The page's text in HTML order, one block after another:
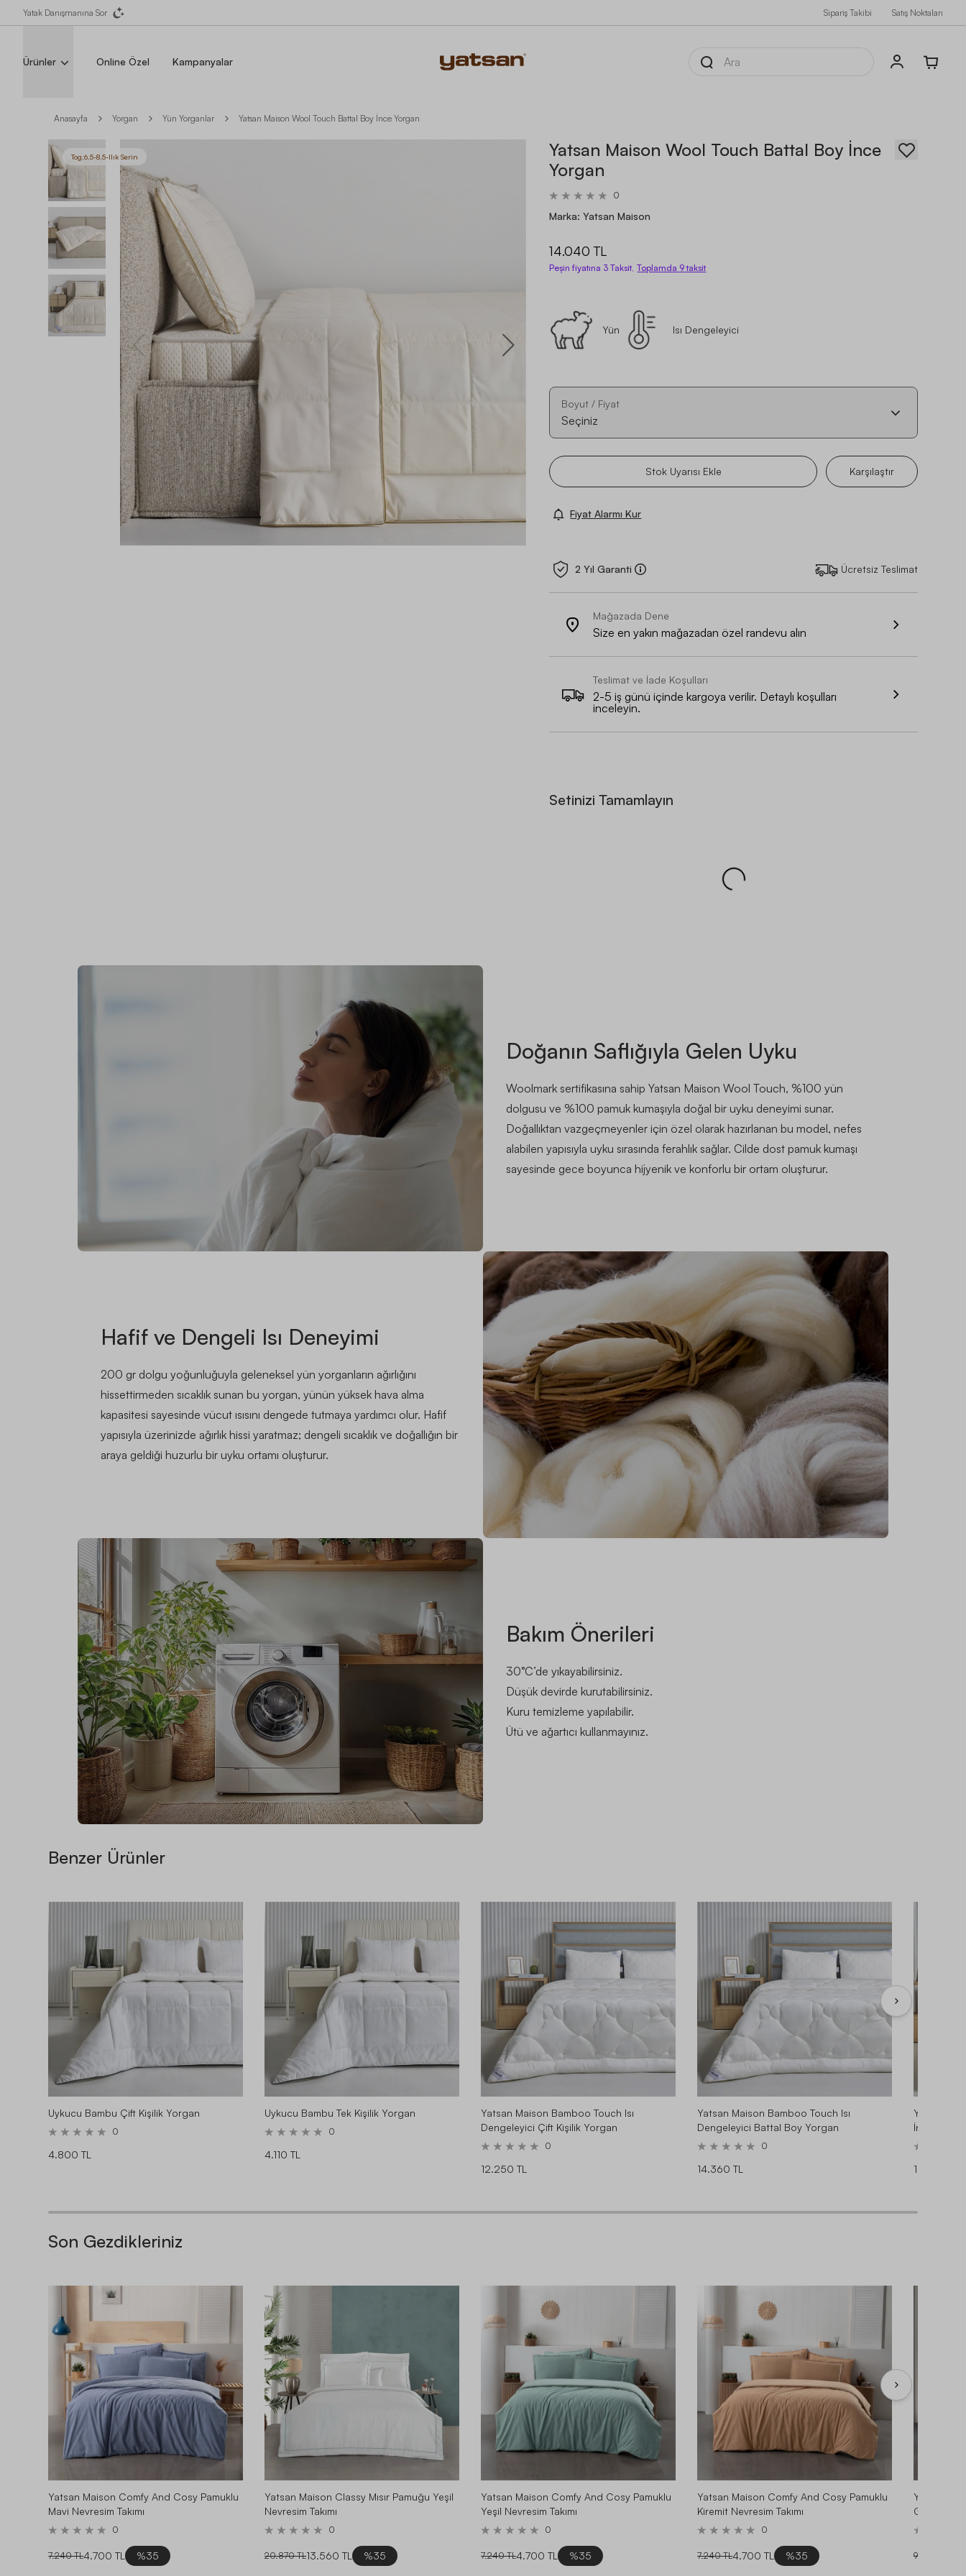
Yatak Danışmanına Sor Sipariş Takibi Satış Noktaları
Ürünler Online Özel Kampanyalar
Anasayfa Yorgan Yün Yorganlar Yatsan Maison Wool Touch Battal Boy İnce Yorgan
Tog;6,5-8,5-Ilık Serin
Yatsan Maison Wool Touch Battal Boy İnce
Yorgan
0
Marka:Yatsan Maison
14.040 TL
Peşin fiyatına 3 Taksit, Toplamda 9taksit
Yün Isı Dengeleyici
Boyut / Fiyat
Seçiniz
Stok Uyarısı Ekle Karşılaştır
Fiyat Alarmı Kur
2 Yıl Garanti Ücretsiz Teslimat
Mağazada Dene
Size en yakın mağazadan özel randevu alın
Teslimat ve İade Koşulları
2-5 iş günü içinde kargoya verilir. Detaylı koşulları
inceleyin.
Setinizi Tamamlayın
Doğanın Saflığıyla Gelen Uyku
Woolmark sertifikasına sahip Yatsan Maison Wool Touch, %100 yün
dolgusu ve %100 pamuk kumaşıyla doğal bir uyku deneyimi sunar.
Doğallıktan vazgeçmeyenler için özel olarak hazırlanan bu model, nefes
alabilen yapısıyla uyku sırasında ferahlık sağlar. Cilde dost pamuk kumaşı
sayesinde gece boyunca hijyenik ve konforlu bir ortam oluşturur.
Hafif ve Dengeli Isı Deneyimi
200 gr dolgu yoğunluğuyla geleneksel yün yorganların ağırlığını
hissettirmeden sıcaklık sunan bu yorgan, yünün yüksek hava alma
kapasitesi sayesinde vücut ısısını dengede tutmaya yardımcı olur. Hafif
yapısıyla üzerinizde ağırlık hissi yaratmaz; dengeli sıcaklık ve doğallığın bir
araya geldiği huzurlu bir uyku ortamı oluşturur.
Bakım Önerileri
30°C’de yıkayabilirsiniz.
Düşük devirde kurutabilirsiniz.
Kuru temizleme yapılabilir.
Ütü ve ağartıcı kullanmayınız.
Benzer Ürünler
Uykucu Bambu Çift Kişilik Yorgan
0
4.800 TL
Uykucu Bambu Tek Kişilik Yorgan
0
4.110 TL
Yatsan Maison Bamboo Touch Isı
Dengeleyici Çift Kişilik Yorgan
0
12.250 TL
Yatsan Maison Bamboo Touch Isı
Dengeleyici Battal Boy Yorgan
0
14.360 TL
Yatsan
İnce
10.330 TL
Son Gezdikleriniz
Yatsan Maison Comfy And Cosy Pamuklu
Mavi Nevresim Takımı
0
7.240 TL4.700 TL %35
Yatsan Maison Classy Mısır Pamuğu Yeşil
Nevresim Takımı
0
20.870 TL13.560 TL %35
Yatsan Maison Comfy And Cosy Pamuklu
Yeşil Nevresim Takımı
0
7.240 TL4.700 TL %35
Yatsan Maison Comfy And Cosy Pamuklu
Kiremit Nevresim Takımı
0
7.240 TL4.700 TL %35
Yatsan
Gri
9.740 TL